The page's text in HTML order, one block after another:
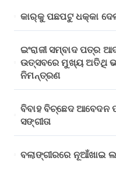
କାର୍‌କୁ ପଛପଟୁ ଧକ୍କା
ଇଂରାଜୀ ସମ୍ବାଦ ପତ୍ର
ଉତ୍ସବରେ ମୁଖ୍ୟ ଅତିଥି
ନିମନ୍ତ୍ରଣ
ବିବାହ ବିଚ୍ଛେଦ ଆବେଦନ
ସଙ୍ଗୀତା
ବଲାଙ୍ଗୀରରେ ନୂଆଁଖାଇ